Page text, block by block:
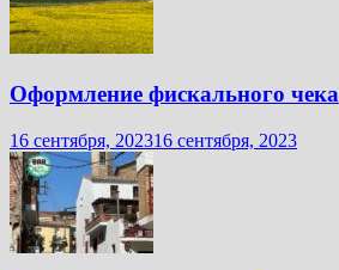
Оформление фискального чека
16 сентября, 202316 сентября, 2023